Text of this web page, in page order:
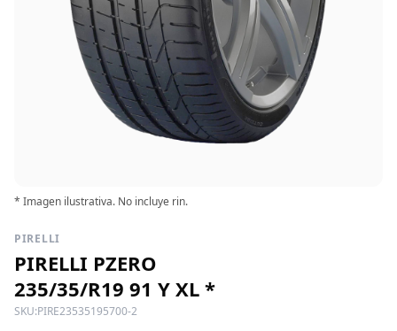
* Imagen ilustrativa. No incluye rin.
PIRELLI
PIRELLI PZERO
235/35/R19 91 Y XL *
SKU:PIRE23535195700-2